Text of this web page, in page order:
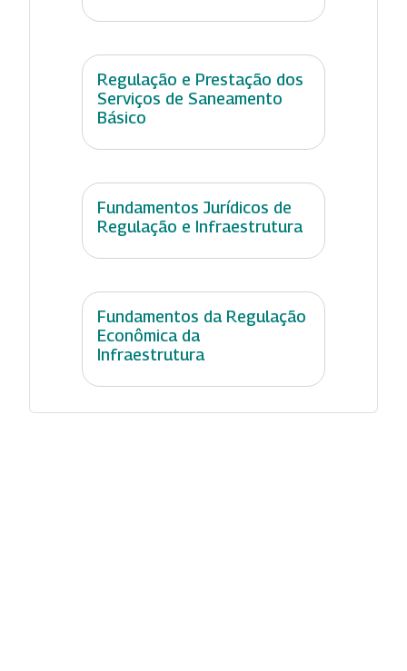
Regulação e Prestação dos
Serviços de Saneamento
Básico
Fundamentos Jurídicos de
Regulação e Infraestrutura
Fundamentos da Regulação
Econômica da
Infraestrutura